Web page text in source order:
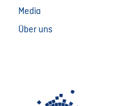
Media
Über uns